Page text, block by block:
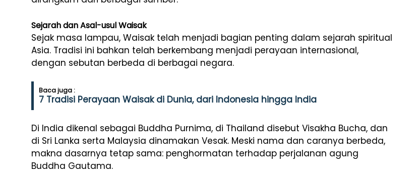
Sejarah dan Asal-usul Waisak
Sejak masa lampau, Waisak telah menjadi bagian penting dalam sejarah spiritual
Asia. Tradisi ini bahkan telah berkembang menjadi perayaan internasional,
dengan sebutan berbeda di berbagai negara.
Baca juga :
7 Tradisi Perayaan Waisak di Dunia, dari Indonesia hingga India
Di India dikenal sebagai Buddha Purnima, di Thailand disebut Visakha Bucha, dan
di Sri Lanka serta Malaysia dinamakan Vesak. Meski nama dan caranya berbeda,
makna dasarnya tetap sama: penghormatan terhadap perjalanan agung
Buddha Gautama.